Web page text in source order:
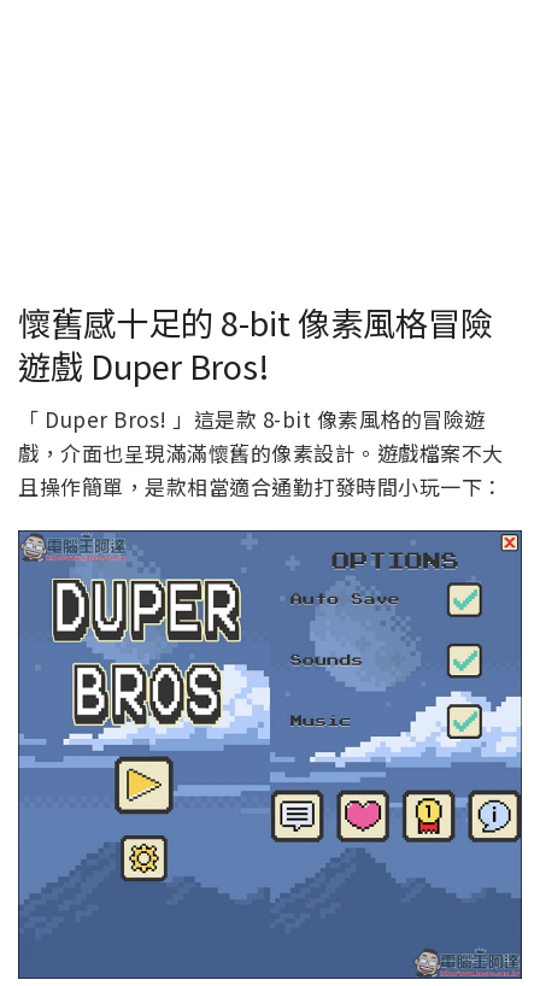
懷舊感十足的 8-bit 像素風格冒險
遊戲 Duper Bros!
「 Duper Bros! 」這是款 8-bit 像素風格的冒險遊
戲，介面也呈現滿滿懷舊的像素設計。遊戲檔案不大
且操作簡單，是款相當適合通勤打發時間小玩一下：